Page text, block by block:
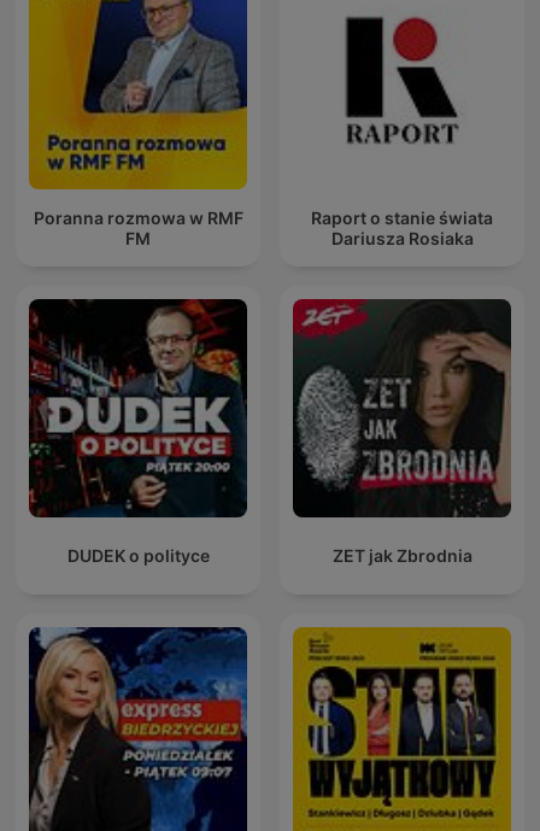
Poranna rozmowa w RMF
FM
Raport o stanie świata
Dariusza Rosiaka
DUDEK o polityce ZET jak Zbrodnia